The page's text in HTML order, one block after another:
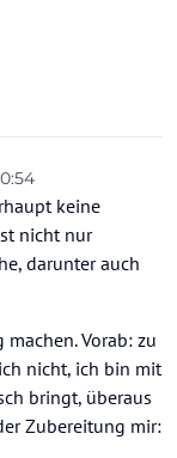
keine
nicht nur
darunter auch
Vorab: zu
nicht, ich bin mit
bringt, überaus
Zubereitung mir: